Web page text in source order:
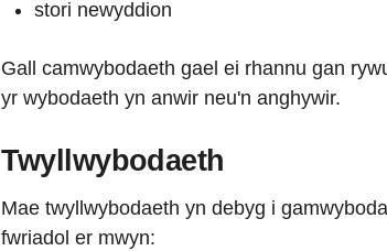
stori newyddion
Gall camwybodaeth gael ei rhannu gan
yr wybodaeth yn anwir neu'n anghywir.
Twyllwybodaeth
Mae twyllwybodaeth yn debyg i
fwriadol er mwyn: